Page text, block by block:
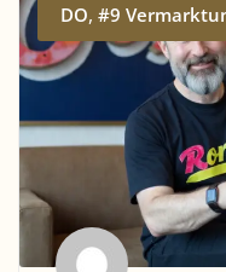
DO,#9